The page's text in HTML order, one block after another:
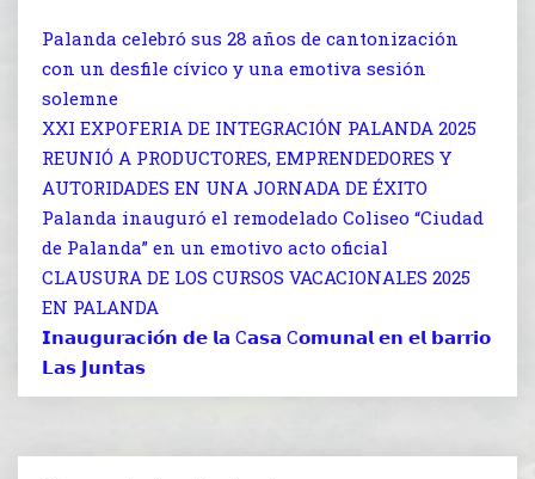
Palanda celebró sus 28 años de cantonización
con un desfile cívico y una emotiva sesión
solemne
XXI EXPOFERIA DE INTEGRACIÓN PALANDA 2025
REUNIÓ A PRODUCTORES, EMPRENDEDORES Y
AUTORIDADES EN UNA JORNADA DE ÉXITO
Palanda inauguró el remodelado Coliseo “Ciudad
de Palanda” en un emotivo acto oficial
CLAUSURA DE LOS CURSOS VACACIONALES 2025
EN PALANDA
𝗜𝗻𝗮𝘂𝗴𝘂𝗿𝗮𝗰𝗶𝗼́𝗻 𝗱𝗲 𝗹𝗮 C𝗮𝘀𝗮 C𝗼𝗺𝘂𝗻𝗮𝗹 𝗲𝗻 𝗲𝗹 𝗯𝗮𝗿𝗿𝗶𝗼
𝗟𝗮𝘀 𝗝𝘂𝗻𝘁𝗮𝘀